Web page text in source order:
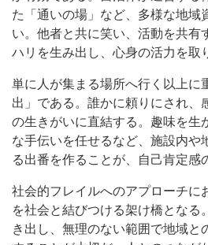
た「通いの場」など、多様な地域
い。他者と共に笑い、活動を共有
ハリを生み出し、心身の活力を取
単に人が集まる場所へ行く以上に
出」である。誰かに頼りにされ、
の生きがいに直結する。趣味を生
な手伝いを任せるなど、施設内や
る出番を作ることが、自己肯定感
社会的フレイルへのアプローチに
を社会と結びつける架け橋となる
き出し、無理のない範囲で地域と